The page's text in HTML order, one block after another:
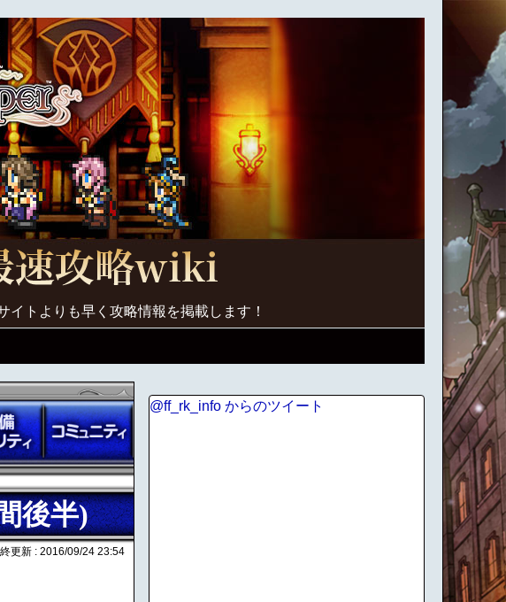
トよりも早く攻略情報を掲載します！
後半)
更新 : 2016/09/24 23:54
@ff_rk_info からのツイート